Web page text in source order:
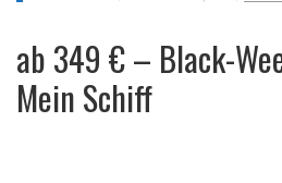
ab 349 € – Black-
Mein Schiff